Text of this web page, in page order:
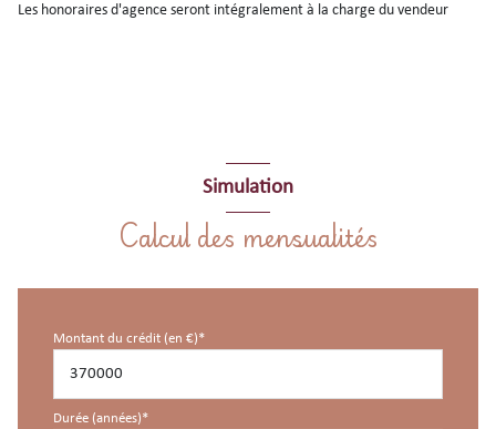
Les honoraires d'agence seront intégralement à la charge du vendeur
Simulation
Calcul des mensualités
Montant du crédit (en €)*
Durée (années)*